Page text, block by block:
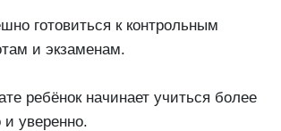
готовиться к контрольным
и экзаменам.
ребёнок начинает учиться более
и уверенно.